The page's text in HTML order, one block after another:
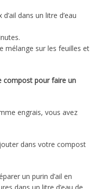
dans un litre d’eau
mélange sur les feuilles et
compost pour faire un
engrais, vous avez
dans votre compost
un purin d’ail en